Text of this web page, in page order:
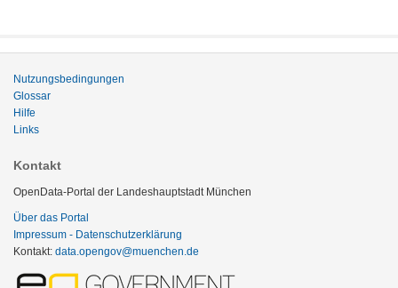
Nutzungsbedingungen
Glossar
Hilfe
Links
Kontakt
OpenData-Portal der Landeshauptstadt München
Über das Portal
Impressum - Datenschutzerklärung
Kontakt: data.opengov@muenchen.de